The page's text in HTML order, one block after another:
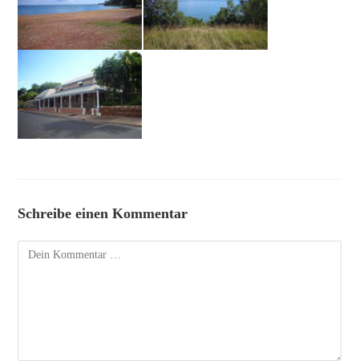
Schreibe einen Kommentar
Kommentar